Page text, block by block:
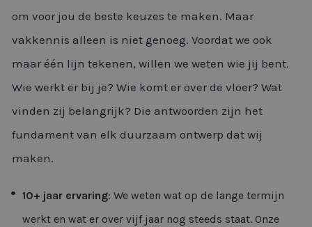
om voor jou de beste keuzes te maken. Maar
vakkennis alleen is niet genoeg. Voordat we ook
maar één lijn tekenen, willen we weten wie jij bent.
Wie werkt er bij je? Wie komt er over de vloer? Wat
vinden zij belangrijk? Die antwoorden zijn het
fundament van elk duurzaam ontwerp dat wij
maken.
10+ jaar ervaring: We weten wat op de lange termijn
werkt en wat er over vijf jaar nog steeds staat. Onze